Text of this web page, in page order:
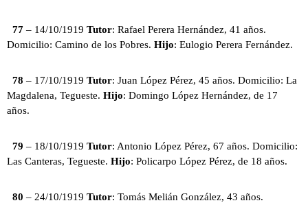
77 – 14/10/1919 Tutor: Rafael Perera Hernández, 41 años.
Domicilio: Camino de los Pobres. Hijo: Eulogio Perera Fernández.
78 – 17/10/1919 Tutor: Juan López Pérez, 45 años. Domicilio: La
Magdalena, Tegueste. Hijo: Domingo López Hernández, de 17
años.
79 – 18/10/1919 Tutor: Antonio López Pérez, 67 años. Domicilio:
Las Canteras, Tegueste. Hijo: Policarpo López Pérez, de 18 años.
80 – 24/10/1919 Tutor: Tomás Melián González, 43 años.